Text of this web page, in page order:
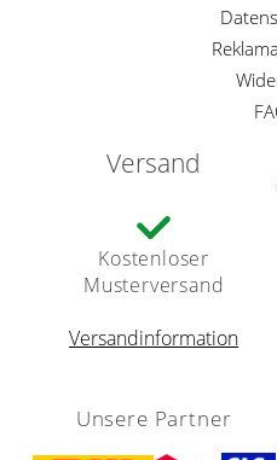
Versand
Kostenloser
Musterversand
Versandinformation
Unsere Partner